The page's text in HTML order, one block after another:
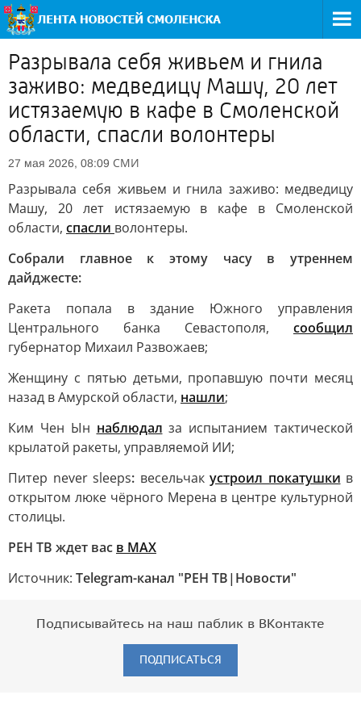
Разрывала себя живьем и гнила
заживо: медведицу Машу, 20 лет
истязаемую в кафе в Смоленской
области, спасли волонтеры
27 мая 2026, 08:09 СМИ
Разрывала себя живьем и гнила заживо: медведицу
Машу, 20 лет истязаемую в кафе в Смоленской
области, спасли волонтеры.
Собрали главное к этому часу в утреннем
дайджесте:
Ракета попала в здание Южного управления
Центрального банка Севастополя, сообщил
губернатор Михаил Развожаев;
Женщину с пятью детьми, пропавшую почти месяц
назад в Амурской области, нашли;
Ким Чен Ын наблюдал за испытанием тактической
крылатой ракеты, управляемой ИИ;
Питер never sleeps: весельчак устроил покатушки в
открытом люке чёрного Мерена в центре культурной
столицы.
РЕН ТВ ждет вас в MAX
Источник: Telegram-канал "РЕН ТВ|Новости"
Подписывайтесь на наш паблик в ВКонтакте
ПОДПИСАТЬСЯ